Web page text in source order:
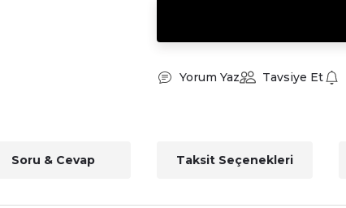
Yorum Yaz Tavsiye Et
Soru & Cevap Taksit Seçenekleri